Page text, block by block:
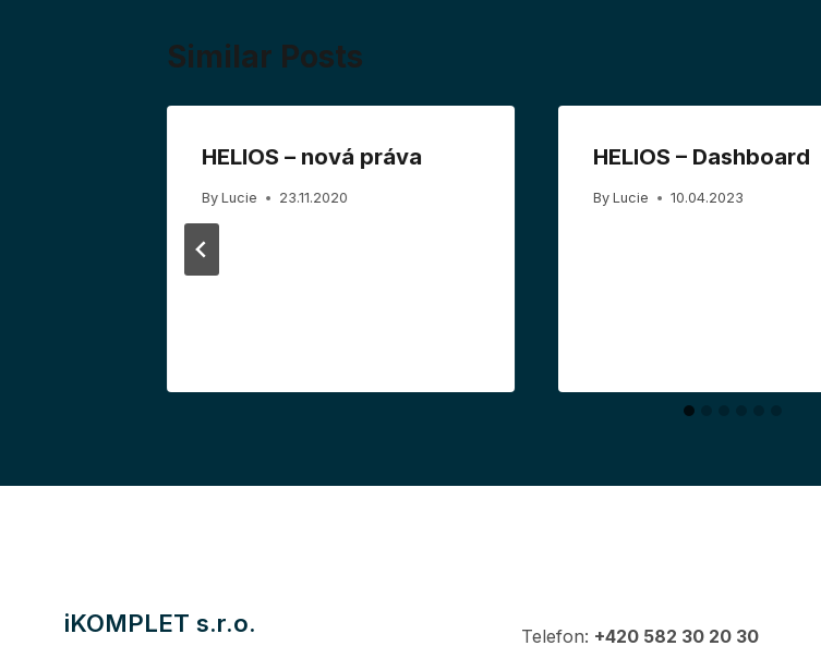
Similar Posts
HELIOS – nová práva
By Lucie 23.11.2020
HELIOS – Dashboard
By Lucie 10.04.2023
iKOMPLET s.r.o. Telefon: +420 582 30 20 30